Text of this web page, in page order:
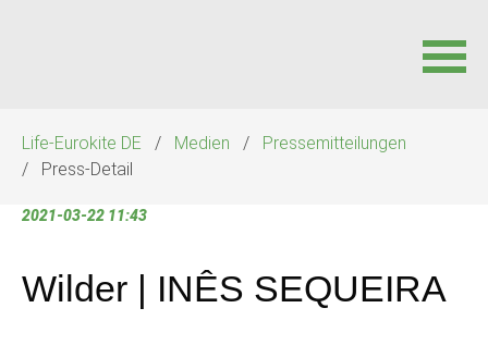
überspringen
Life-Eurokite DE Medien
Pressemitteilungen
Press-Detail
2021-03-22 11:43
Wilder | INÊS SEQUEIRA